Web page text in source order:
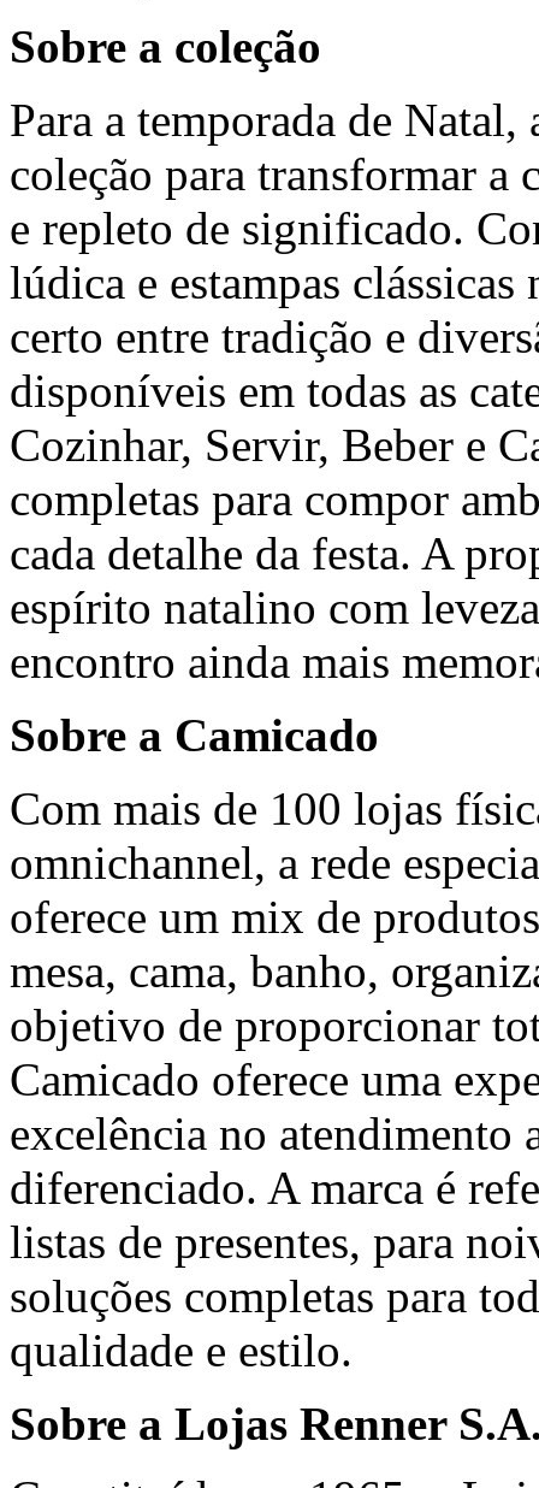
Sobre a coleção
Para a temporada de Natal,
coleção para transformar a
e repleto de significado.
lúdica e estampas
certo entre tradição e
disponíveis em todas as
Cozinhar, Servir, Beber e
completas para compor
cada detalhe da festa. A
espírito natalino com
encontro ainda mais
Sobre a Camicado
Com mais de 100 lojas
omnichannel, a rede
oferece um mix de
mesa, cama, banho,
objetivo de proporcionar
Camicado oferece uma
excelência no atendimento
diferenciado. A marca é
listas de presentes, para
soluções completas para
qualidade e estilo.
Sobre a Lojas Renner